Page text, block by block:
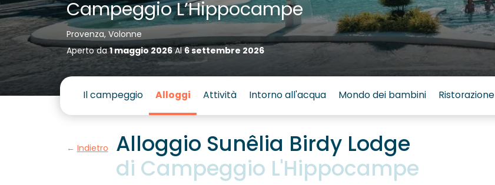
Campeggio L’Hippocampe
Provenza, Volonne
Aperto da1 maggio 2026Al6 settembre 2026
Il campeggio Alloggi Attività Intorno all'acqua Mondo dei bambini Ristorazione
Indietro
Alloggio Sunêlia Birdy Lodge
di Campeggio L'Hippocampe